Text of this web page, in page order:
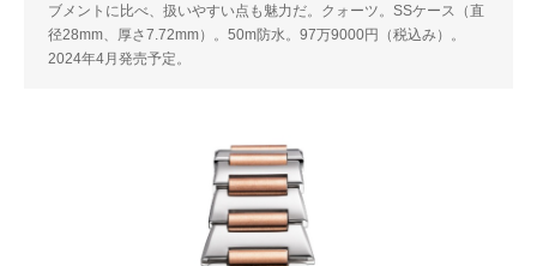
ブメントに比べ、扱いやすい点も魅力だ。クォーツ。SSケース（直
径28mm、厚さ7.72mm）。50m防水。97万9000円（税込み）。
2024年4月発売予定。